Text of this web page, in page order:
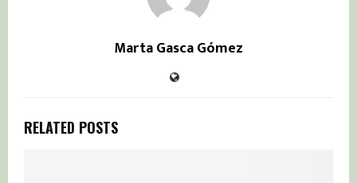
Marta Gasca Gómez
RELATED POSTS